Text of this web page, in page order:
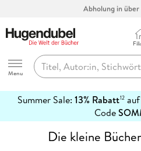
Abholung in über
Hugendubel
Menu
Summer Sale: 13% Rabatt12auf
Code
erfahren
Die kleine